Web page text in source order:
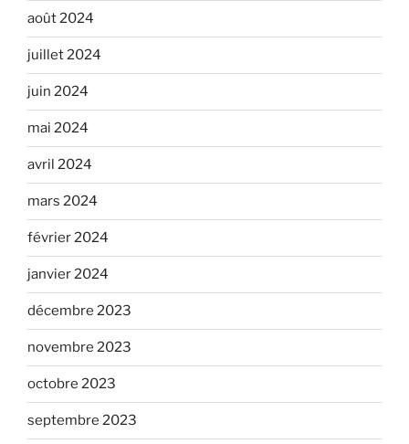
août 2024
juillet 2024
juin 2024
mai 2024
avril 2024
mars 2024
février 2024
janvier 2024
décembre 2023
novembre 2023
octobre 2023
septembre 2023